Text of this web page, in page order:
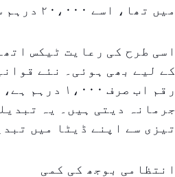
میں تھا، اسے ۲۰،۰۰۰ درہم سے کم کر کے ۵،۰۰۰ درہم کر دیا گیا ہے۔
اسی طرح کی رعایت ٹیکس
کے لیے بھی ہوئی۔ نئے
جرمانہ دیتی ہیں۔ یہ
تیزی سے اپنے ڈیٹا میں
انتظامی بوجھ کی کمی